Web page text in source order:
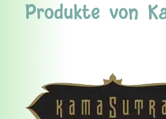
Produkte von